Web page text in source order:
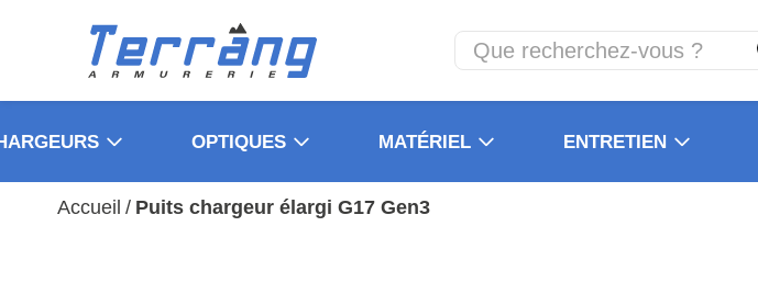
OPTIQUES MATÉRIEL ENTRETIEN
Accueil / Puits chargeur élargi G17 Gen3